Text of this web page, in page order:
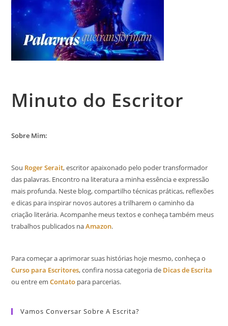
Minuto do Escritor
Sobre Mim:
Sou Roger Serait, escritor apaixonado pelo poder transformador
das palavras. Encontro na literatura a minha essência e expressão
mais profunda. Neste blog, compartilho técnicas práticas, reflexões
e dicas para inspirar novos autores a trilharem o caminho da
criação literária. Acompanhe meus textos e conheça também meus
trabalhos publicados naAmazon.
Para começar a aprimorar suas histórias hoje mesmo, conheça o
Curso para Escritores, confira nossa categoria de Dicas de Escrita
ou entre emContato para parcerias.
Vamos Conversar Sobre A Escrita?